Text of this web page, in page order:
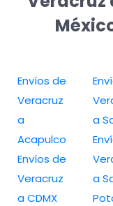
Envíos de
Veracruz
a
Acapulco
Envíos de
Veracruz
a CDMX
a
a